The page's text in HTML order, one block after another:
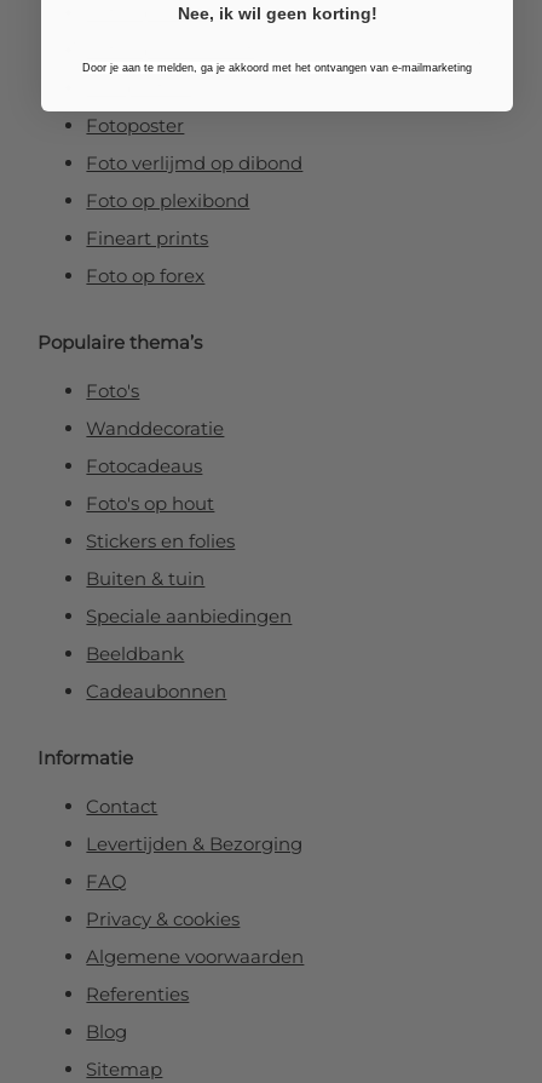
Foto op canvas
Fotoposter
Foto verlijmd op dibond
Foto op plexibond
Fineart prints
Foto op forex
Populaire thema’s
Foto's
Wanddecoratie
Fotocadeaus
Foto's op hout
Stickers en folies
Buiten & tuin
Speciale aanbiedingen
Beeldbank
Cadeaubonnen
Informatie
Contact
Levertijden & Bezorging
FAQ
Privacy & cookies
Algemene voorwaarden
Referenties
Blog
Sitemap
Nee, ik wil geen korting!
Door je aan te melden, ga je akkoord met het ontvangen van e-mailmarketing